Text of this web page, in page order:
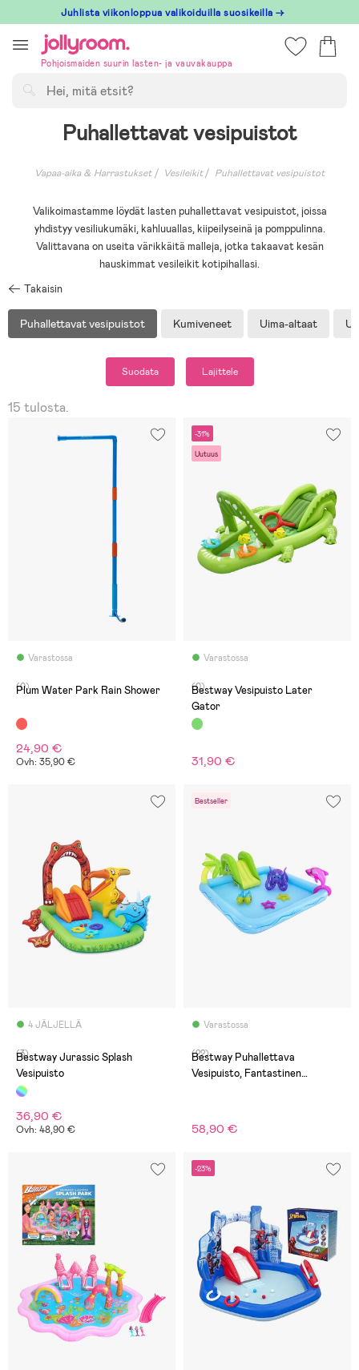
till
innehållet
Juhlista viikonloppua valikoiduilla suosikeilla →
Pohjoismaiden suurin lasten- ja vauvakauppa
Puhallettavat vesipuistot
Vapaa-aika & Harrastukset Vesileikit Puhallettavat vesipuistot
Valikoimastamme löydät lasten puhallettavat vesipuistot, joissa
yhdistyy vesiliukumäki, kahluuallas, kiipeilyseinä ja pomppulinna.
Valittavana on useita värikkäitä malleja, jotka takaavat kesän
hauskimmat vesileikit kotipihallasi.
Takaisin
Puhallettavat vesipuistot Kumiveneet Uima-altaat
Suodata Lajittele
15 tulosta.
Varastossa
(0)
Plum Water Park Rain Shower
24,90 €
Ovh: 35,90 €
-31%
Uutuus
Varastossa
(0)
Bestway Vesipuisto Later
Gator
31,90 €
4 JÄLJELLÄ
(3)
Bestway Jurassic Splash
Vesipuisto
36,90 €
Ovh: 48,90 €
Bestseller
Varastossa
(22)
Bestway Puhallettava
Vesipuisto, Fantastinen
58,90 €
-23%